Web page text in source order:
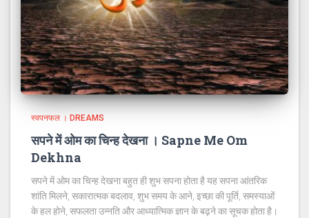
स्वपनफल । DREAMS
सपने में ओम का चिन्ह देखना । Sapne Me Om
Dekhna
सपने में ओम का चिन्ह देखना बहुत ही शुभ सपना होता है यह सपना आंतरिक
शांति मिलने, सकारात्मक बदलाव, शुभ समय के आने, इच्छा की पूर्ति, समस्याओं
के हल होने, सफलता उन्नति और आध्यात्मिक ज्ञान के बढ़ने का सूचक होता है।